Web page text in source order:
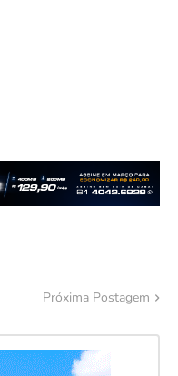
Próxima Postagem